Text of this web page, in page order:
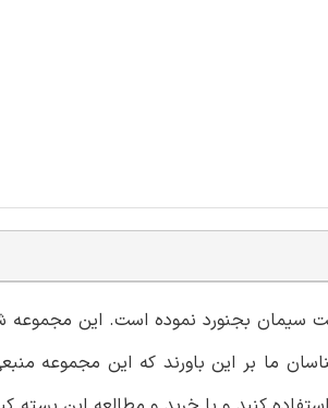
سیمان بجنورد نموده است. این مجموعه
ما بر این باورند که این مجموعه